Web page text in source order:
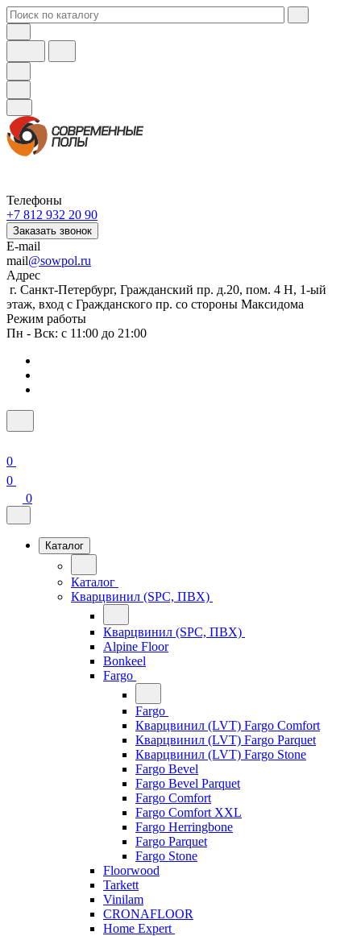
Телефоны
+7 812 932 20 90
Заказать звонок
E-mail
mail@sowpol.ru
Адрес
г. Санкт-Петербург, Гражданский пр. д.20, пом. 4 Н, 1-ый
этаж, вход с Гражданского пр. со стороны Максидома
Режим работы
Пн - Вск: с 11:00 до 21:00
0
0
0
Каталог
Каталог
Кварцвинил (SPC, ПВХ)
Кварцвинил (SPC, ПВХ)
Alpine Floor
Bonkeel
Fargo
Fargo
Кварцвинил (LVT) Fargo Comfort
Кварцвинил (LVT) Fargo Parquet
Кварцвинил (LVT) Fargo Stone
Fargo Bevel
Fargo Bevel Parquet
Fargo Comfort
Fargo Comfort XXL
Fargo Herringbone
Fargo Parquet
Fargo Stone
Floorwood
Tarkett
Vinilam
CRONAFLOOR
Home Expert